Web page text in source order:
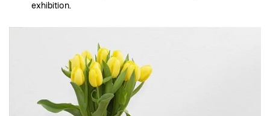
exhibition.